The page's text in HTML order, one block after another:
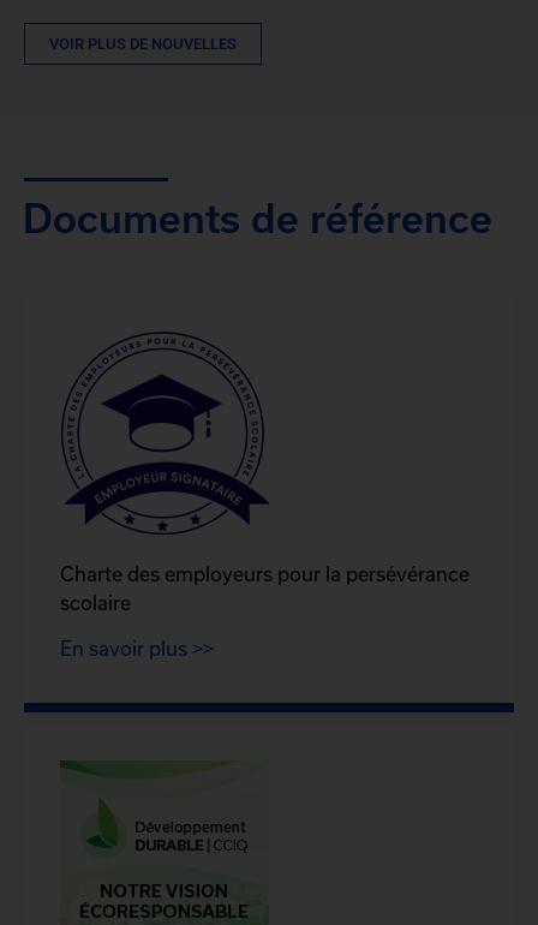
VOIR PLUS DE NOUVELLES
Documents de référence
Charte des employeurs pour la persévérance
scolaire
En savoir plus >>